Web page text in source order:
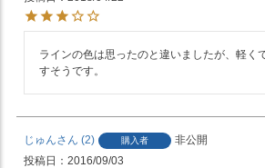
ラインの色は思ったのと違いましたが、軽く
すそうです。
じゅん 2 購入者
非公開
投稿日
2016/09/03